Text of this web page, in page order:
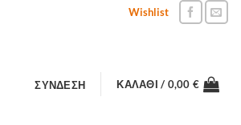
Wishlist
ΣΎΝΔΕΣΗ ΚΑΛΆΘΙ / 0,00 €